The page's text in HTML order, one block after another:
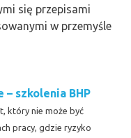
się przepisami
w przemyśle
szkolenia BHP
który nie może być
pracy, gdzie ryzyko